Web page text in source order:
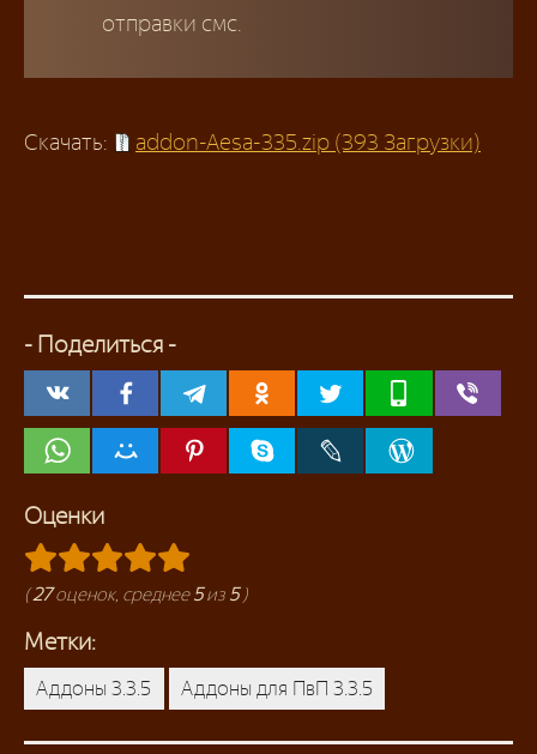
отправки смс.
Скачать: addon-Aesa-335.zip (393 Загрузки)
- Поделиться -
Оценки
(27оценок, среднее5из 5)
Метки:
Аддоны 3.3.5 Аддоны для ПвП 3.3.5